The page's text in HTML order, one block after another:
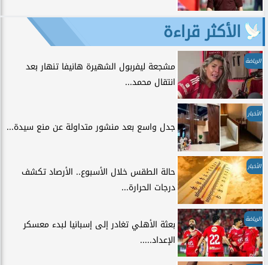
الأكثر قراءة
الرياضة
مشجعة ليفربول الشهيرة هانيفا تنهار بعد
انتقال محمد...
الأخبار
جدل واسع بعد منشور متداولة عن منع سيدة...
الأخبار
حالة الطقس خلال الأسبوع.. الأرصاد تكشف
درجات الحرارة...
الرياضة
بعثة الأهلي تغادر إلى إسبانيا لبدء معسكر
الإعداد.....